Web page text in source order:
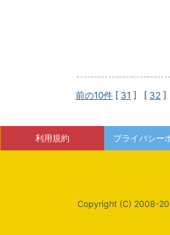
前の10件 [ 31 ] [ 32
利用規約 プライバシー
Copyright (C) 2008-